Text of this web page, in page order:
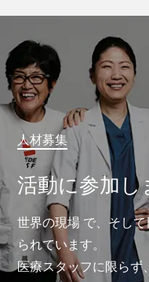
人材募集
活動に参加
世界の現場 で、そし
られています。
医療スタッフに限らず